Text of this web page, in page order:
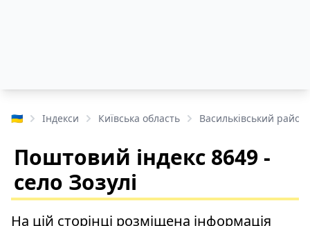
🇺🇦 Індекси Київська область Васильківський район
Поштовий індекс 8649 -
село Зозулі
На цій сторінці розміщена інформація